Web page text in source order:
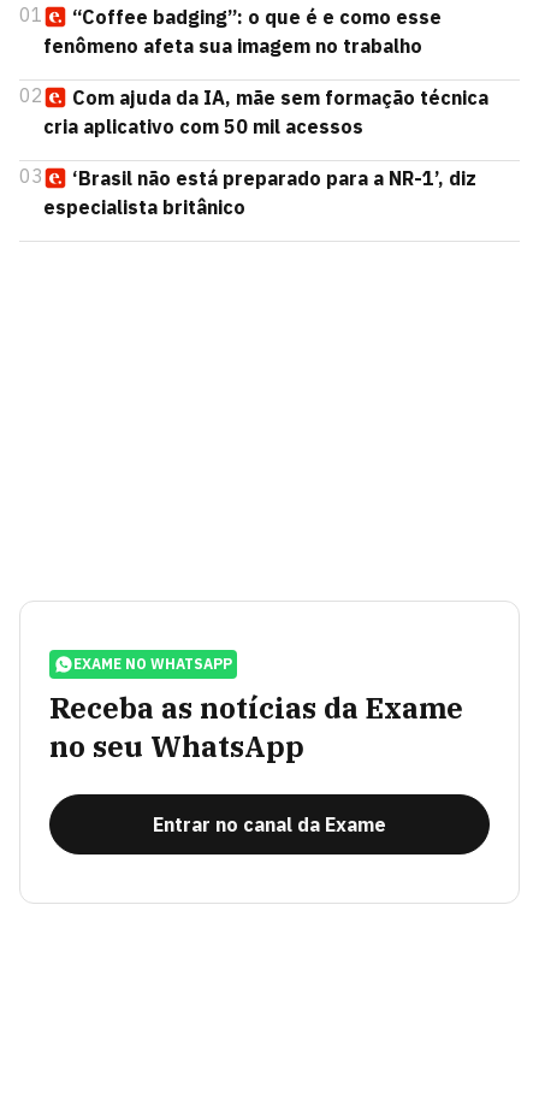
01
“Coffee badging”: o que é e como esse
fenômeno afeta sua imagem no trabalho
02
Com ajuda da IA, mãe sem formação técnica
cria aplicativo com 50 mil acessos
03
‘Brasil não está preparado para a NR-1’, diz
especialista britânico
EXAME NO WHATSAPP
Receba as notícias da Exame
no seu WhatsApp
Entrar no canal da Exame